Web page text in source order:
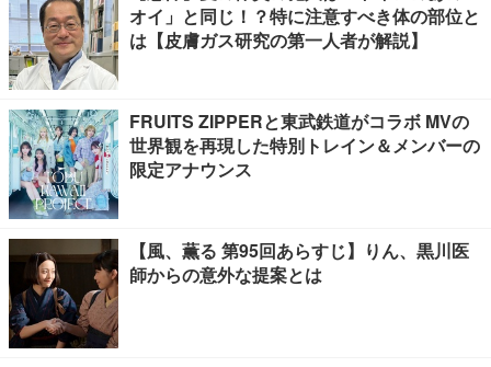
オイ」と同じ！？特に注意すべき体の部位と
は【皮膚ガス研究の第一人者が解説】
FRUITS ZIPPERと東武鉄道がコラボ MVの
世界観を再現した特別トレイン＆メンバーの
限定アナウンス
【風、薫る 第95回あらすじ】りん、黒川医
師からの意外な提案とは